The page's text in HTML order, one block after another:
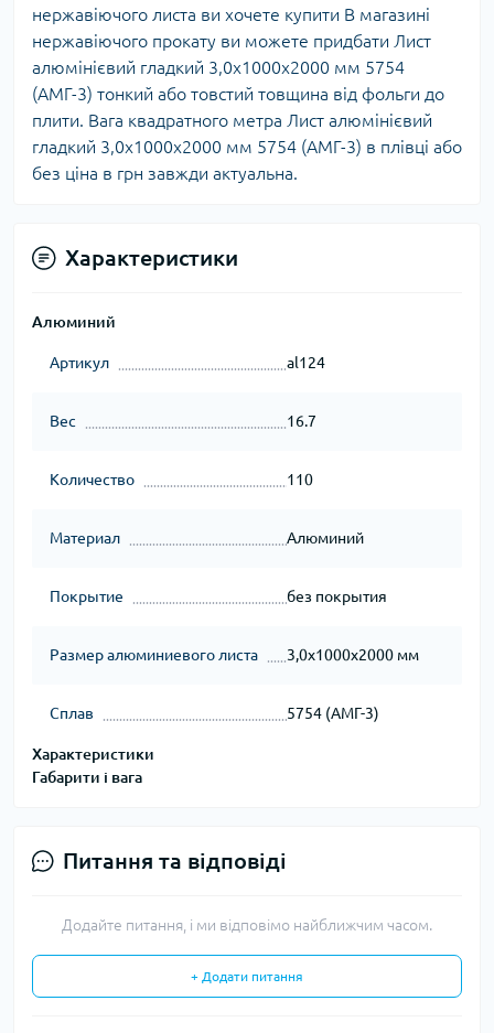
нержавіючого листа ви хочете купити В магазині
нержавіючого прокату ви можете придбати Лист
алюмінієвий гладкий 3,0х1000х2000 мм 5754
(АМГ-3) тонкий або товстий товщина від фольги до
плити. Вага квадратного метра Лист алюмінієвий
гладкий 3,0х1000х2000 мм 5754 (АМГ-3) в плівці або
без ціна в грн завжди актуальна.
Характеристики
Алюминий
Артикул al124
Вес 16.7
Количество 110
Материал Алюминий
Покрытие без покрытия
Размер алюминиевого листа 3,0х1000х2000 мм
Сплав 5754 (АМГ-3)
Характеристики
Габарити і вага
Питання та відповіді
Додайте питання, і ми відповімо найближчим часом.
+ Додати питання